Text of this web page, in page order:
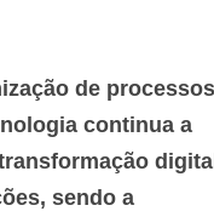
de
continua a
sendo a